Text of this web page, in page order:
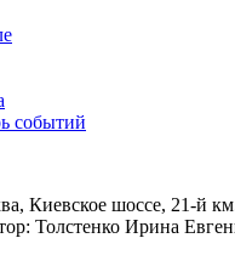
событий
Киевское шоссе, 21-й
Толстенко Ирина